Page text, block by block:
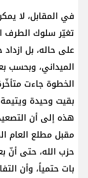
في المقابل، لا
تغيّر سلوك الطرف
على حاله، بل
الميداني، وبحسب
الخطوة جاءت
بقيت وحيدة
هذه إلى أن
مقبل مطلع العام
حزب الله، حتى أنّ
بات حتمياً، وأن